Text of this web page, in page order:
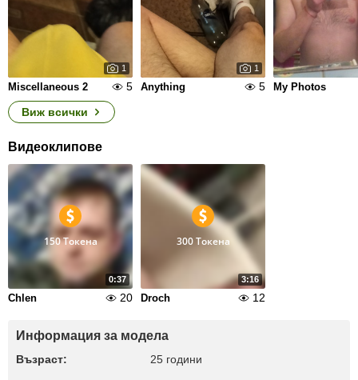
1
Miscellaneous 2 5
1
Anything 5 My Photos
Виж всички
Видеоклипове
0:37
150 Токена
Chlen 20
3:16
300 Токена
Droch 12
Информация за модела
Възраст: 25 години